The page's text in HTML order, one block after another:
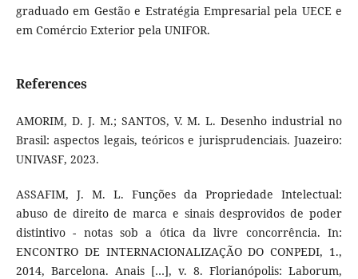
graduado em Gestão e Estratégia Empresarial pela UECE e
em Comércio Exterior pela UNIFOR.
References
AMORIM, D. J. M.; SANTOS, V. M. L. Desenho industrial no
Brasil: aspectos legais, teóricos e jurisprudenciais. Juazeiro:
UNIVASF, 2023.
ASSAFIM, J. M. L. Funções da Propriedade Intelectual:
abuso de direito de marca e sinais desprovidos de poder
distintivo - notas sob a ótica da livre concorrência. In:
ENCONTRO DE INTERNACIONALIZAÇÃO DO CONPEDI, 1.,
2014, Barcelona. Anais […], v. 8. Florianópolis: Laborum,